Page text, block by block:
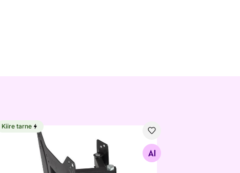
TV kinnitus 13“ – 40“ Sencor SHTB360
Otsi sarnaseid
Kiire tarne